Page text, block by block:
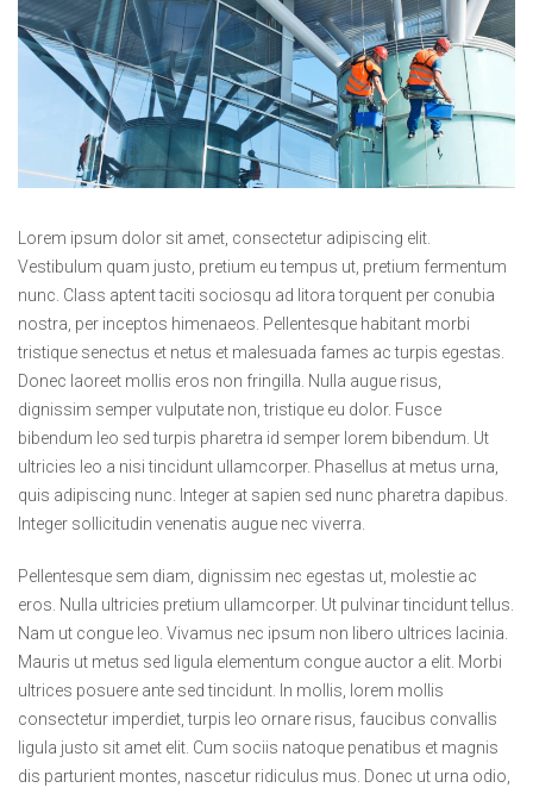
Lorem ipsum dolor sit amet, consectetur adipiscing elit.
Vestibulum quam justo, pretium eu tempus ut, pretium fermentum
nunc. Class aptent taciti sociosqu ad litora torquent per conubia
nostra, per inceptos himenaeos. Pellentesque habitant morbi
tristique senectus et netus et malesuada fames ac turpis egestas.
Donec laoreet mollis eros non fringilla. Nulla augue risus,
dignissim semper vulputate non, tristique eu dolor. Fusce
bibendum leo sed turpis pharetra id semper lorem bibendum. Ut
ultricies leo a nisi tincidunt ullamcorper. Phasellus at metus urna,
quis adipiscing nunc. Integer at sapien sed nunc pharetra dapibus.
Integer sollicitudin venenatis augue nec viverra.
Pellentesque sem diam, dignissim nec egestas ut, molestie ac
eros. Nulla ultricies pretium ullamcorper. Ut pulvinar tincidunt tellus.
Nam ut congue leo. Vivamus nec ipsum non libero ultrices lacinia.
Mauris ut metus sed ligula elementum congue auctor a elit. Morbi
ultrices posuere ante sed tincidunt. In mollis, lorem mollis
consectetur imperdiet, turpis leo ornare risus, faucibus convallis
ligula justo sit amet elit. Cum sociis natoque penatibus et magnis
dis parturient montes, nascetur ridiculus mus. Donec ut urna odio,